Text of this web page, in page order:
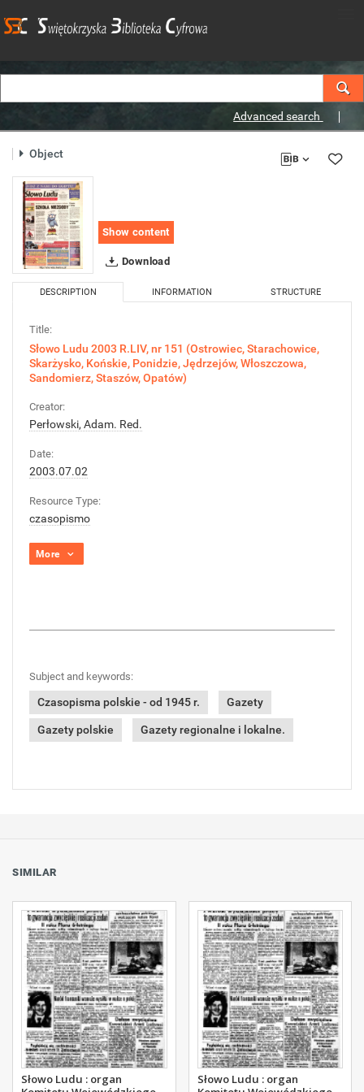
Advanced search
Object
Show content
Download
DESCRIPTION INFORMATION STRUCTURE
Title:
Słowo Ludu 2003 R.LIV, nr 151 (Ostrowiec, Starachowice,
Skarżysko, Końskie, Ponidzie, Jędrzejów, Włoszczowa,
Sandomierz, Staszów, Opatów)
Creator:
Perłowski, Adam. Red.
Date:
2003.07.02
Resource Type:
czasopismo
More
Subject and keywords:
Czasopisma polskie - od 1945 r. Gazety
Gazety polskie Gazety regionalne i lokalne.
SIMILAR
Słowo Ludu : organ
Słowo Ludu : organ